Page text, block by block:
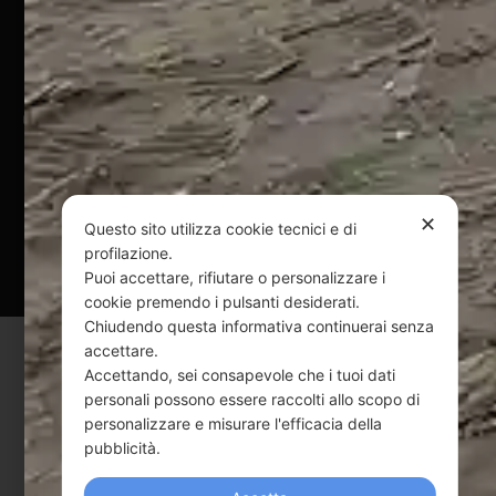
Pagamenti Sicuri
@ Copyright 2024 Webpesca è un brand Intent di Federico
Andrenacci P.Iva 01917920678
Via G. Galilei n. 2 – 64018 Tortoreto TE | REA TE-168019 |
Mail:info@webpesca.it| Pec:federicoandrenacci@pec.it
Questo sito è protetto da Google reCAPTCHA
Privacy Policy eTerms of Servicedi Google.
✕
Questo sito utilizza cookie tecnici e di
profilazione.
Puoi accettare, rifiutare o personalizzare i
cookie premendo i pulsanti desiderati.
Chiudendo questa informativa continuerai senza
accettare.
Accettando, sei consapevole che i tuoi dati
personali possono essere raccolti allo scopo di
personalizzare e misurare l'efficacia della
pubblicità.